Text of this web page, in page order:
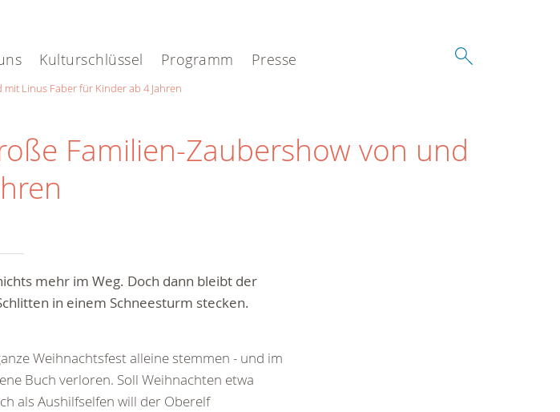
Kulturschlüssel Programm Presse
Linus Faber für Kinder ab 4 Jahren
Familien-Zaubershow von und
mehr im Weg. Doch dann bleibt der
in einem Schneesturm stecken.
Weihnachtsfest alleine stemmen - und im
Buch verloren. Soll Weihnachten etwa
als Aushilfselfen will der Oberelf